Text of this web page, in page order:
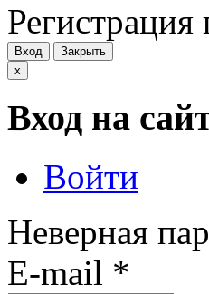
Вход
Закрыть
x
Вход на
Войти
Неверная
E-mail *